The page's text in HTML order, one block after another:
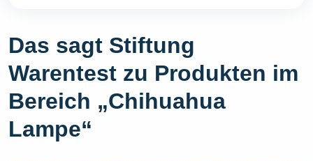
Das sagt Stiftung
Warentest zu Produkten im
Bereich „Chihuahua
Lampe“